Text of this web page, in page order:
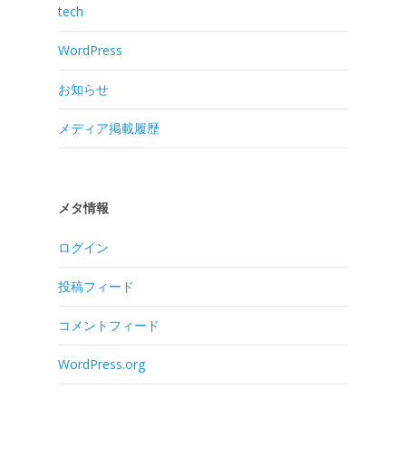
tech
WordPress
お知らせ
メディア掲載履歴
メタ情報
ログイン
投稿フィード
コメントフィード
WordPress.org